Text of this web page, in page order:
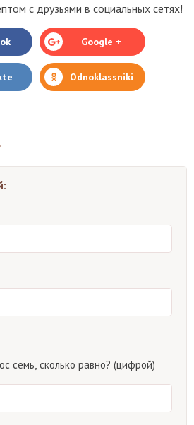
с друзьями в социальных сетях!
Google +
Odnoklassniki
семь, сколько равно? (цифрой)